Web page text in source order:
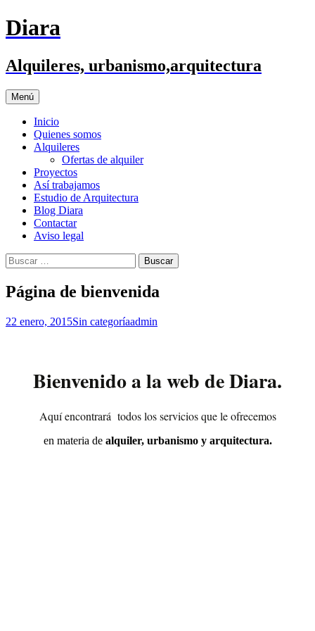
Saltar
al
Diara
Alquileres, urbanismo,arquitectura
Menú
Inicio
Quienes somos
Alquileres
Ofertas de alquiler
Proyectos
Así trabajamos
Estudio de Arquitectura
Blog Diara
Contactar
Aviso legal
Buscar:
Página de bienvenida
22 enero, 2015Sin categoríaadmin
Bienvenido a la web de Diara.
Aquí encontrará todos los servicios que le ofrecemos
en materia de alquiler, urbanismo y arquitectura.